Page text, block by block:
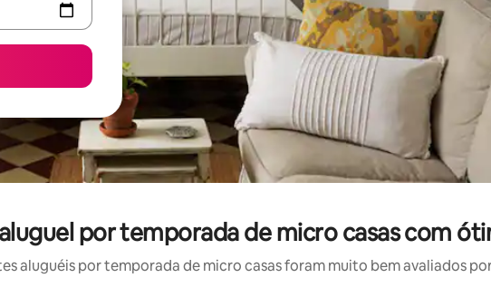
por temporada de micro casas com
aluguéis por temporada de micro casas foram muito bem avaliados